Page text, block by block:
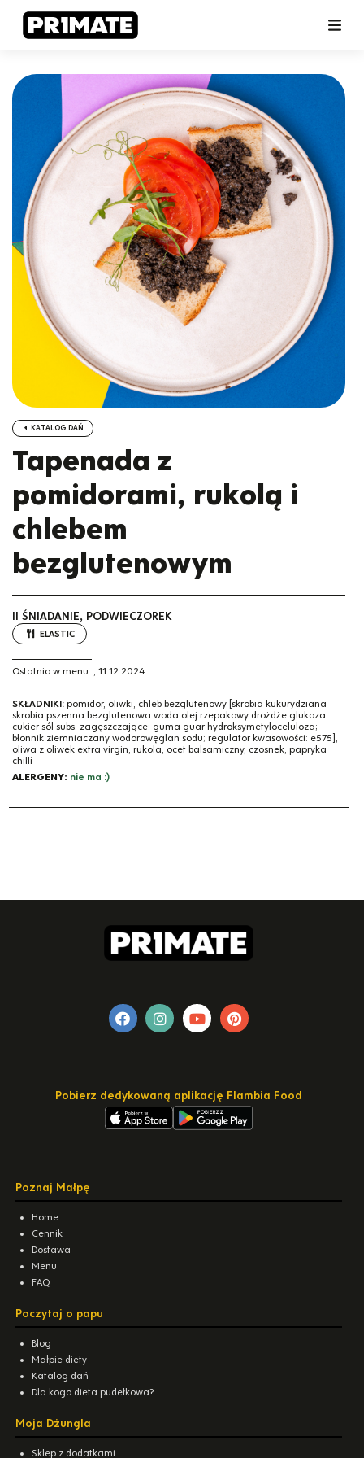
KATALOG DAŃ
Tapenada z
pomidorami, rukolą i
chlebem
bezglutenowym
II ŚNIADANIE, PODWIECZOREK
ELASTIC
Ostatnio w menu: , 11.12.2024
SKŁADNIKI: pomidor, oliwki, chleb bezglutenowy [skrobia kukurydziana
skrobia pszenna bezglutenowa woda olej rzepakowy drożdże glukoza
cukier sól subs. zagęszczające: guma guar hydroksymetyloceluloza;
błonnik ziemniaczany wodorowęglan sodu; regulator kwasowości: e575],
oliwa z oliwek extra virgin, rukola, ocet balsamiczny, czosnek, papryka
chilli
ALERGENY: nie ma :)
Pobierz dedykowaną aplikację Flambia Food
Poznaj Małpę
Home
Cennik
Dostawa
Menu
FAQ
Poczytaj o papu
Blog
Małpie diety
Katalog dań
Dla kogo dieta pudełkowa?
Moja Dżungla
Sklep z dodatkami